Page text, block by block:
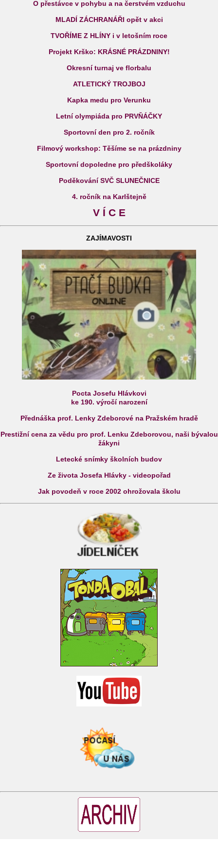
O přestávce v pohybu a na čerstvém vzduchu
MLADÍ ZÁCHRANÁŘI opět v akci
TVOŘÍME Z HLÍNY i v letošním roce
Projekt Krško: KRÁSNÉ PRÁZDNINY!
Okresní turnaj ve florbalu
ATLETICKÝ TROJBOJ
Kapka medu pro Verunku
Letní olympiáda pro PRVŇÁČKY
Sportovní den pro 2. ročník
Filmový workshop: Těšíme se na prázdniny
Sportovní dopoledne pro předškoláky
Poděkování SVČ SLUNEČNICE
4. ročník na Karlštejně
V Í C E
ZAJÍMAVOSTI
Pocta Josefu Hlávkovi
ke 190. výročí narození
Přednáška prof. Lenky Zdeborové na Pražském hradě
Prestižní cena za vědu pro prof. Lenku Zdeborovou, naši bývalou
žákyni
Letecké snímky školních budov
Ze života Josefa Hlávky - videopořad
Jak povodeň v roce 2002 ohrožovala školu